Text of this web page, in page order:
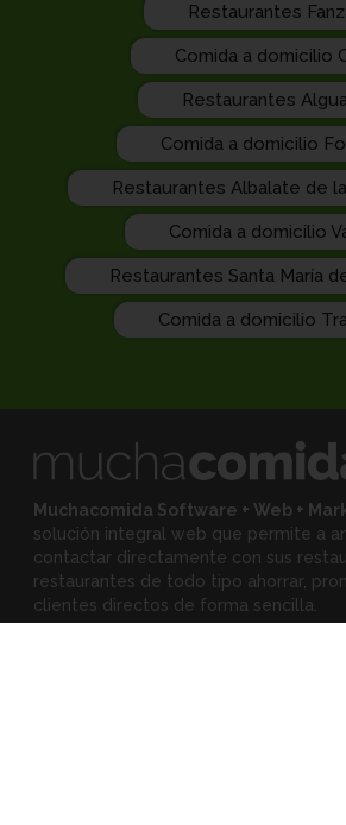
Restaurantes
Comida a domicilio
Restaurantes
Comida a domicilio
Restaurantes Albalate de
Comida a domicilio
Restaurantes Santa María
Comida a domicilio
Muchacomida Software + Web +
solución integral web que permite a
contactar directamente con sus
restaurantes de todo tipo ahorrar,
clientes directos de forma sencilla.